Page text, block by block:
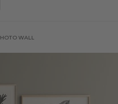
WALL